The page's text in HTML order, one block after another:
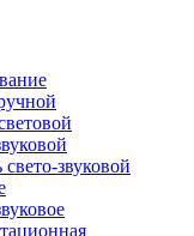
звуковой